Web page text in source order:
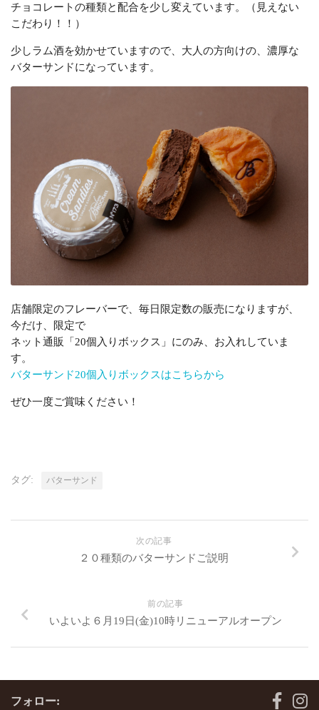
チョコレートの種類と配合を少し変えています。（見えない
こだわり！！）
少しラム酒を効かせていますので、大人の方向けの、濃厚な
バターサンドになっています。
店舗限定のフレーバーで、毎日限定数の販売になりますが、
今だけ、限定で
ネット通販「20個入りボックス」にのみ、お入れしていま
す。
バターサンド20個入りボックスはこちらから
ぜひ一度ご賞味ください！
タグ: バターサンド
次の記事
２０種類のバターサンドご説明
前の記事
いよいよ６月19日(金)10時リニューアルオープン
フォロー: